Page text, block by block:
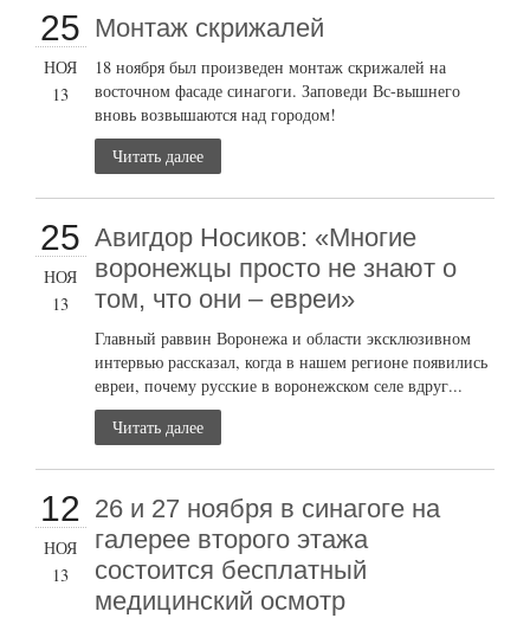
25
НОЯ
13
Монтаж скрижалей
18 ноября был произведен монтаж скрижалей на
восточном фасаде синагоги. Заповеди Вс-вышнего
вновь возвышаются над городом!
Читать далее
25
НОЯ
13
Авигдор Носиков: «Многие
воронежцы просто не знают о
том, что они – евреи»
Главный раввин Воронежа и области эксклюзивном
интервью рассказал, когда в нашем регионе появились
евреи, почему русские в воронежском селе вдруг...
Читать далее
12
НОЯ
13
26 и 27 ноября в синагоге на
галерее второго этажа
состоится бесплатный
медицинский осмотр